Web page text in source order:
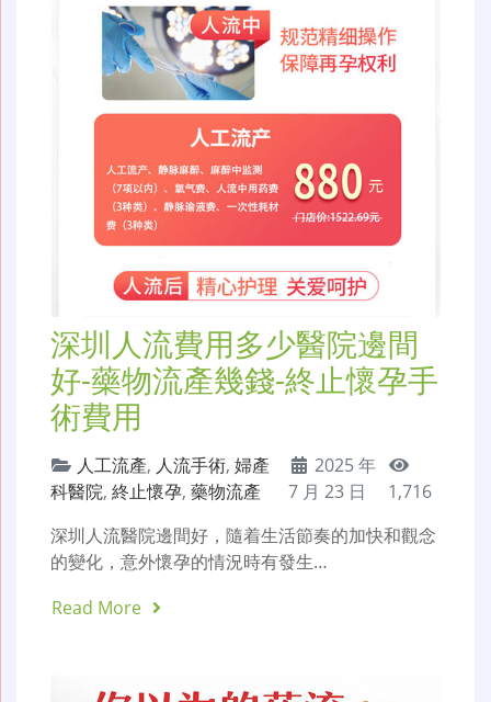
深圳人流費用多少醫院邊間
好-藥物流產幾錢-終止懷孕手
術費用
人工流產, 人流手術, 婦產
科醫院, 終止懷孕, 藥物流產
2025 年
7 月 23 日
1,716
深圳人流醫院邊間好，隨着生活節奏的加快和觀念
的變化，意外懷孕的情況時有發生…
Read More